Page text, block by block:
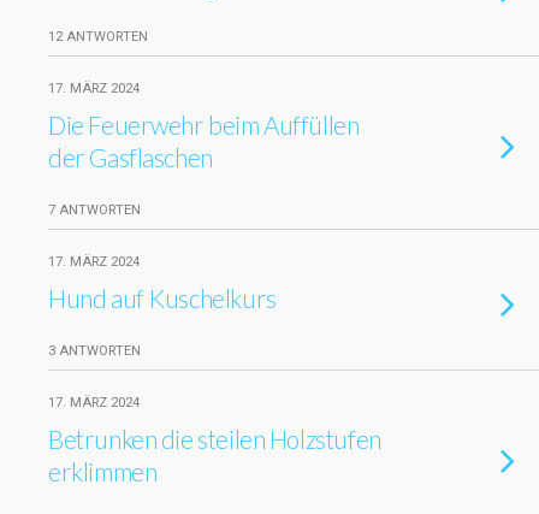
12 ANTWORTEN
17. MÄRZ 2024
Die Feuerwehr beim Auffüllen
der Gasflaschen
7 ANTWORTEN
17. MÄRZ 2024
Hund auf Kuschelkurs
3 ANTWORTEN
17. MÄRZ 2024
Betrunken die steilen Holzstufen
erklimmen